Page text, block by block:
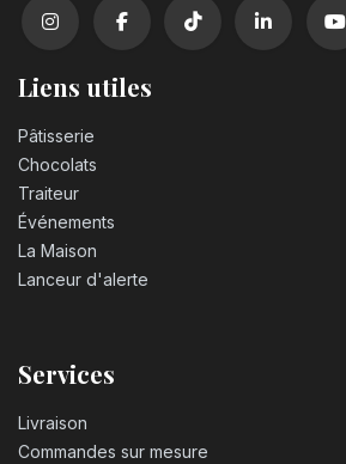
Liens utiles
Pâtisserie
Chocolats
Traiteur
Événements
La Maison
Lanceur d'alerte
Services
Livraison
Commandes sur mesure